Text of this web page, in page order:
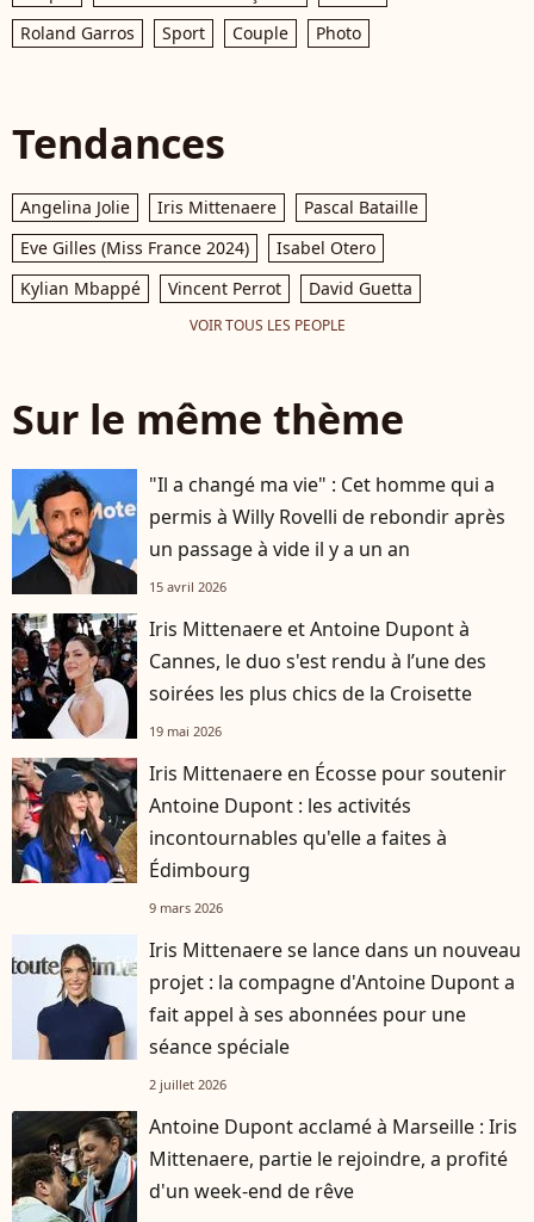
Roland Garros
Sport Couple Photo
Tendances
Angelina Jolie Iris Mittenaere
Pascal Bataille
Eve Gilles (Miss France 2024)
Isabel Otero
Kylian Mbappé
Vincent Perrot David Guetta
VOIR TOUS LES PEOPLE
Sur le même thème
"Il a changé ma vie" : Cet homme qui a
permis à Willy Rovelli de rebondir après
un passage à vide il y a un an
15 avril 2026
Iris Mittenaere et Antoine Dupont à
Cannes, le duo s'est rendu à l’une des
soirées les plus chics de la Croisette
19 mai 2026
Iris Mittenaere en Écosse pour soutenir
Antoine Dupont : les activités
incontournables qu'elle a faites à
Édimbourg
9 mars 2026
Iris Mittenaere se lance dans un nouveau
projet : la compagne d'Antoine Dupont a
fait appel à ses abonnées pour une
séance spéciale
2 juillet 2026
Antoine Dupont acclamé à Marseille : Iris
Mittenaere, partie le rejoindre, a profité
d'un week-end de rêve